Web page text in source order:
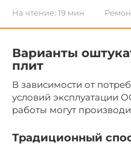
На чтение: 19 мин
Варианты
плит
В зависимости от
условий эксплуатации
работы могут
Традиционный